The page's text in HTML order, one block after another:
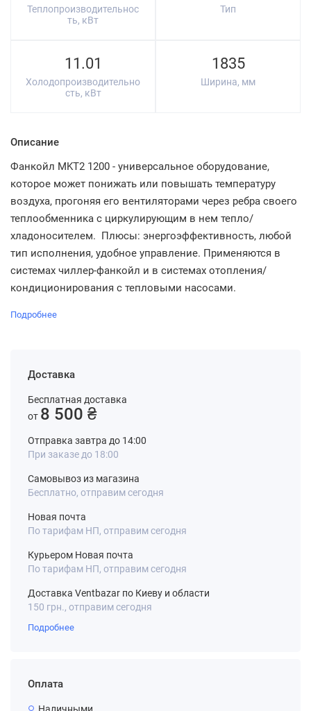
Теплопроизводительнос
ть, кВт
Тип
11.01
Холодопроизводительно
сть, кВт
1835
Ширина, мм
Описание
Фанкойл MKT2 1200 - универсальное оборудование,
которое может понижать или повышать температуру
воздуха, прогоняя его вентиляторами через ребра своего
теплообменника с циркулирующим в нем тепло/
хладоносителем. Плюсы: энергоэффективность, любой
тип исполнения, удобное управление. Применяются в
системах чиллер-фанкойл и в системах отопления/
кондиционирования с тепловыми насосами.
Подробнее
Доставка
Бесплатная доставка
от 8 500 ₴
Отправка завтра до 14:00
При заказе до 18:00
Самовывоз из магазина
Бесплатно, отправим сегодня
Новая почта
По тарифам НП, отправим сегодня
Курьером Новая почта
По тарифам НП, отправим сегодня
Доставка Ventbazar по Киеву и области
150 грн., отправим сегодня
Подробнее
Оплата